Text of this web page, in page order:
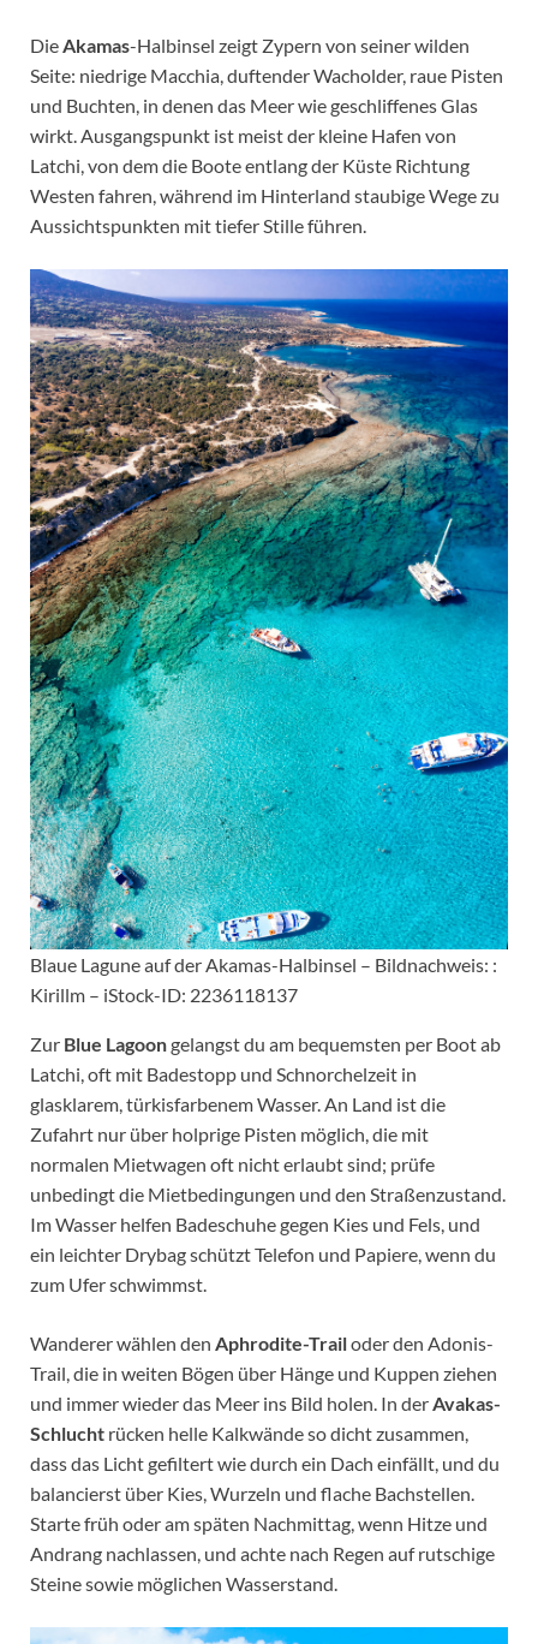
Die Akamas-Halbinsel zeigt Zypern von seiner wilden
Seite: niedrige Macchia, duftender Wacholder, raue Pisten
und Buchten, in denen das Meer wie geschliffenes Glas
wirkt. Ausgangspunkt ist meist der kleine Hafen von
Latchi, von dem die Boote entlang der Küste Richtung
Westen fahren, während im Hinterland staubige Wege zu
Aussichtspunkten mit tiefer Stille führen.
Blaue Lagune auf der Akamas-Halbinsel – Bildnachweis: :
Kirillm – iStock-ID: 2236118137
Zur Blue Lagoongelangst du am bequemsten per Boot ab
Latchi, oft mit Badestopp und Schnorchelzeit in
glasklarem, türkisfarbenem Wasser. An Land ist die
Zufahrt nur über holprige Pisten möglich, die mit
normalen Mietwagen oft nicht erlaubt sind; prüfe
unbedingt die Mietbedingungen und den Straßenzustand.
Im Wasser helfen Badeschuhe gegen Kies und Fels, und
ein leichter Drybag schützt Telefon und Papiere, wenn du
zum Ufer schwimmst.
Wanderer wählen den Aphrodite-Trailoder den Adonis-
Trail, die in weiten Bögen über Hänge und Kuppen ziehen
und immer wieder das Meer ins Bild holen. In derAvakas-
Schlucht rücken helle Kalkwände so dicht zusammen,
dass das Licht gefiltert wie durch ein Dach einfällt, und du
balancierst über Kies, Wurzeln und flache Bachstellen.
Starte früh oder am späten Nachmittag, wenn Hitze und
Andrang nachlassen, und achte nach Regen auf rutschige
Steine sowie möglichen Wasserstand.